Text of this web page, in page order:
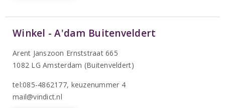
Winkel - A'dam Buitenveldert
Arent Janszoon Ernststraat 665
1082 LG Amsterdam (Buitenveldert)
tel:085-4862177, keuzenummer 4
mail@vindict.nl